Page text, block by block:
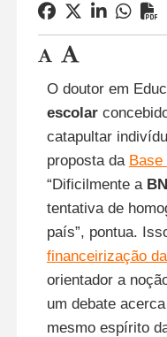
O doutor em
escolar
catapultar
proposta da
“Dificilmente a
tentativa de
país”, pontua.
financeirização
orientador a
um debate
mesmo espírito